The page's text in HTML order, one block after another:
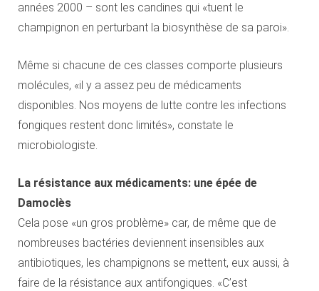
années 2000 – sont les candines qui «tuent le
champignon en perturbant la biosynthèse de sa paroi».
Même si chacune de ces classes comporte plusieurs
molécules, «il y a assez peu de médicaments
disponibles. Nos moyens de lutte contre les infections
fongiques restent donc limités», constate le
microbiologiste.
La résistance aux médicaments: une épée de
Damoclès
Cela pose «un gros problème» car, de même que de
nombreuses bactéries deviennent insensibles aux
antibiotiques, les champignons se mettent, eux aussi, à
faire de la résistance aux antifongiques. «C’est